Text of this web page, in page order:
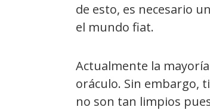
de esto, es necesario
el mundo fiat.
Actualmente la
oráculo. Sin embargo,
no son tan limpios